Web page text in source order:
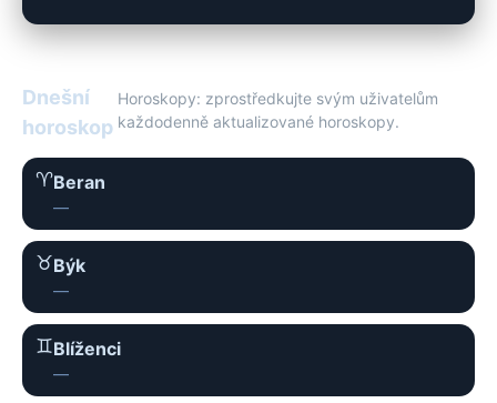
Dnešní
horoskop
Horoskopy: zprostředkujte svým uživatelům
každodenně aktualizované horoskopy.
♈︎Beran
—
♉︎Býk
—
♊︎Blíženci
—